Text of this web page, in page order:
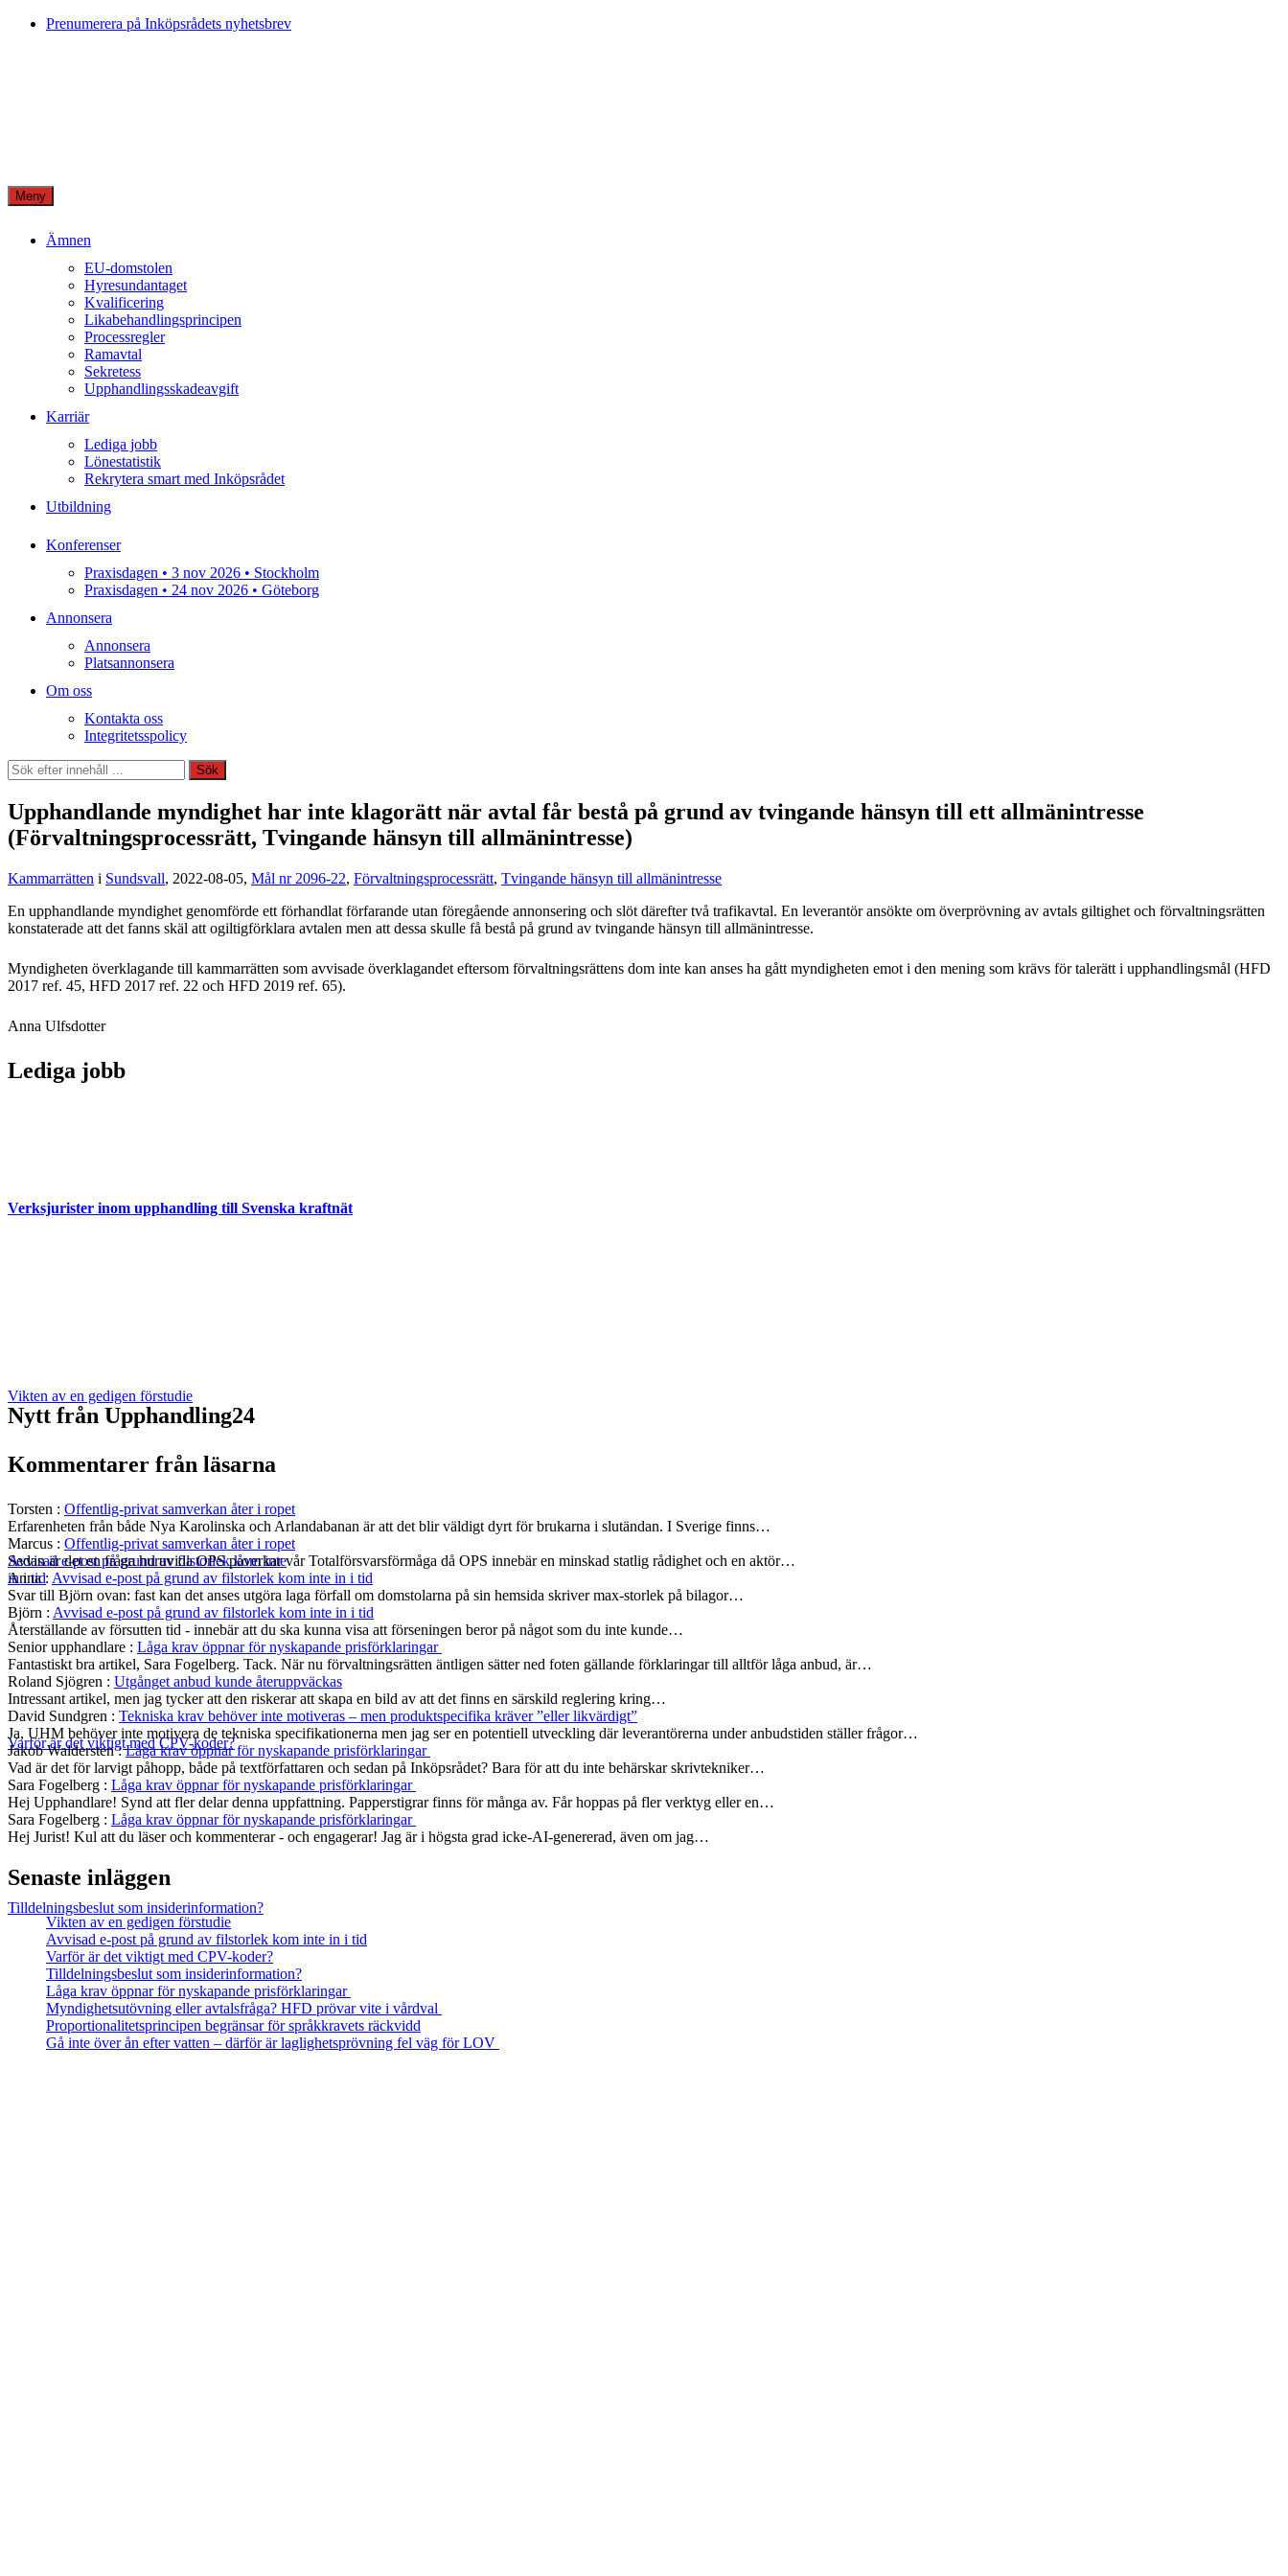
Skip
Prenumerera på Inköpsrådets nyhetsbrev
Meny
Ämnen
EU-domstolen
Hyresundantaget
Kvalificering
Likabehandlingsprincipen
Processregler
Ramavtal
Sekretess
Upphandlingsskadeavgift
Karriär
Lediga jobb
Lönestatistik
Rekrytera smart med Inköpsrådet
Utbildning
Konferenser
Praxisdagen • 3 nov 2026 • Stockholm
Praxisdagen • 24 nov 2026 • Göteborg
Annonsera
Annonsera
Platsannonsera
Om oss
Kontakta oss
Integritetsspolicy
Sök
Sök
Upphandlande myndighet har inte klagorätt när avtal får bestå på grund av tvingande hänsyn till ett allmänintresse
(Förvaltningsprocessrätt, Tvingande hänsyn till allmänintresse)
Kammarrätten i Sundsvall, 2022-08-05, Mål nr 2096-22, Förvaltningsprocessrätt, Tvingande hänsyn till allmänintresse
En upphandlande myndighet genomförde ett förhandlat förfarande utan föregående annonsering och slöt därefter två trafikavtal. En leverantör ansökte om överprövning av avtals giltighet och förvaltningsrätten
konstaterade att det fanns skäl att ogiltigförklara avtalen men att dessa skulle få bestå på grund av tvingande hänsyn till allmänintresse.
Myndigheten överklagande till kammarrätten som avvisade överklagandet eftersom förvaltningsrättens dom inte kan anses ha gått myndigheten emot i den mening som krävs för talerätt i upphandlingsmål (HFD
2017 ref. 45, HFD 2017 ref. 22 och HFD 2019 ref. 65).
Anna Ulfsdotter
Lediga jobb
Verksjurister inom upphandling till Svenska kraftnät
Vikten av en gedigen förstudie
Avvisad e-post på grund av filstorlek kom inte
in i tid
Varför är det viktigt med CPV-koder?
Tilldelningsbeslut som insiderinformation?
Nytt från Upphandling24
Kommentarer från läsarna
Torsten : Offentlig-privat samverkan åter i ropet
Erfarenheten från både Nya Karolinska och Arlandabanan är att det blir väldigt dyrt för brukarna i slutändan. I Sverige finns…
Marcus : Offentlig-privat samverkan åter i ropet
Sedan är det en fråga huruvida OPS påverkar vår Totalförsvarsförmåga då OPS innebär en minskad statlig rådighet och en aktör…
Anna: Avvisad e-post på grund av filstorlek kom inte in i tid
Svar till Björn ovan: fast kan det anses utgöra laga förfall om domstolarna på sin hemsida skriver max-storlek på bilagor…
Björn : Avvisad e-post på grund av filstorlek kom inte in i tid
Återställande av försutten tid - innebär att du ska kunna visa att förseningen beror på något som du inte kunde…
Senior upphandlare : Låga krav öppnar för nyskapande prisförklaringar
Fantastiskt bra artikel, Sara Fogelberg. Tack. När nu förvaltningsrätten äntligen sätter ned foten gällande förklaringar till alltför låga anbud, är…
Roland Sjögren : Utgånget anbud kunde återuppväckas
Intressant artikel, men jag tycker att den riskerar att skapa en bild av att det finns en särskild reglering kring…
David Sundgren : Tekniska krav behöver inte motiveras – men produktspecifika kräver ”eller likvärdigt”
Ja, UHM behöver inte motivera de tekniska specifikationerna men jag ser en potentiell utveckling där leverantörerna under anbudstiden ställer frågor…
Jakob Waldersten:Låga krav öppnar för nyskapande prisförklaringar
Vad är det för larvigt påhopp, både på textförfattaren och sedan på Inköpsrådet? Bara för att du inte behärskar skrivtekniker…
Sara Fogelberg : Låga krav öppnar för nyskapande prisförklaringar
Hej Upphandlare! Synd att fler delar denna uppfattning. Papperstigrar finns för många av. Får hoppas på fler verktyg eller en…
Sara Fogelberg : Låga krav öppnar för nyskapande prisförklaringar
Hej Jurist! Kul att du läser och kommenterar - och engagerar! Jag är i högsta grad icke-AI-genererad, även om jag…
Senaste inläggen
Vikten av en gedigen förstudie
Avvisad e-post på grund av filstorlek kom inte in i tid
Varför är det viktigt med CPV-koder?
Tilldelningsbeslut som insiderinformation?
Låga krav öppnar för nyskapande prisförklaringar
Myndighetsutövning eller avtalsfråga? HFD prövar vite i vårdval
Proportionalitetsprincipen begränsar för språkkravets räckvidd
Gå inte över ån efter vatten – därför är laglighetsprövning fel väg för LOV